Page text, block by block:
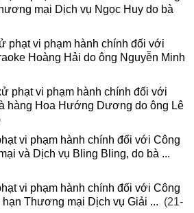
mại Dịch vụ Ngọc Huy do bà
phạt vi phạm hành chính đối với
Hoàng Hải do ông Nguyễn Minh
phạt vi phạm hành chính đối với
hàng Hoa Hướng Dương do ông Lê
vi phạm hành chính đối với Công
và Dịch vụ Bling Bling, do bà ...
vi phạm hành chính đối với Công
Thương mại Dịch vụ Giải ... (21-